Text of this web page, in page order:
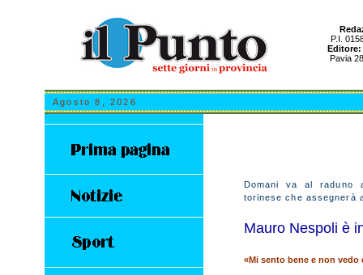
P.I.
Editore:
Pavia
Agosto 8, 2026
Domani va al raduno
torinese che assegnerà
Mauro Nespoli è
«Mi sento bene e non vedo